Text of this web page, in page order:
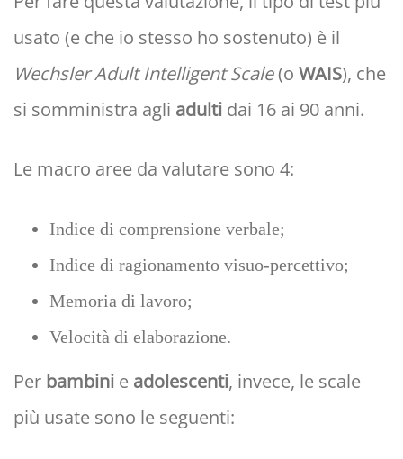
usato (e che io stesso ho sostenuto) è il
Wechsler Adult Intelligent Scale(o WAIS), che
si somministra agli adulti dai 16 ai 90 anni.
Le macro aree da valutare sono 4:
Indice di comprensione verbale;
Indice di ragionamento visuo-percettivo;
Memoria di lavoro;
Velocità di elaborazione.
Per bambini e adolescenti, invece, le scale
più usate sono le seguenti: